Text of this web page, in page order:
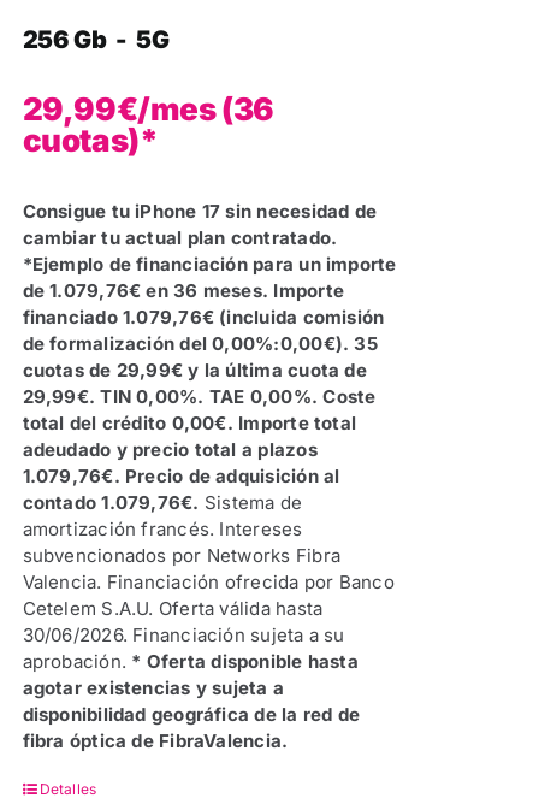
256 Gb - 5G
29,99€/mes (36
cuotas)*
Consigue tu iPhone 17 sin necesidad de
cambiar tu actual plan contratado.
*Ejemplo de financiación para un importe
de 1.079,76€ en 36 meses. Importe
financiado 1.079,76€ (incluida comisión
de formalización del 0,00%:0,00€). 35
cuotas de 29,99€ y la última cuota de
29,99€. TIN 0,00%. TAE 0,00%. Coste
total del crédito 0,00€. Importe total
adeudado y precio total a plazos
1.079,76€. Precio de adquisición al
contado 1.079,76€. Sistema de
amortización francés. Intereses
subvencionados por Networks Fibra
Valencia. Financiación ofrecida por Banco
Cetelem S.A.U. Oferta válida hasta
30/06/2026. Financiación sujeta a su
aprobación. * Oferta disponible hasta
agotar existencias y sujeta a
disponibilidad geográfica de la red de
fibra óptica de FibraValencia.
Detalles